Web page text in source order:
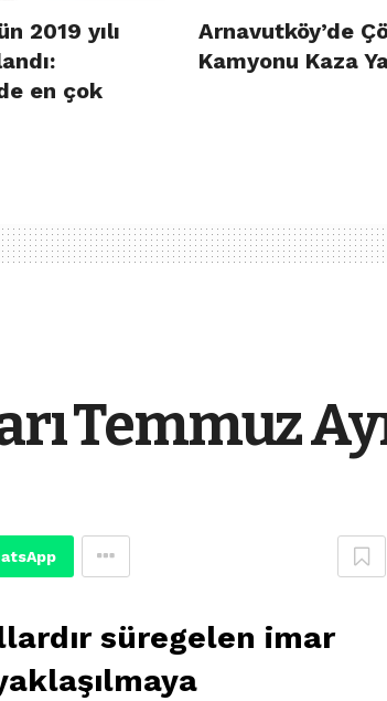
2019 yılı
en çok
Arnavutköy’de
Kamyonu Kaza
Temmuz
süregelen imar